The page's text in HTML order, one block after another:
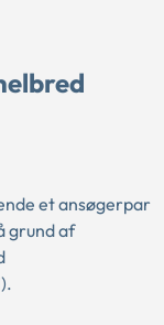
et ansøgerpar
grund af